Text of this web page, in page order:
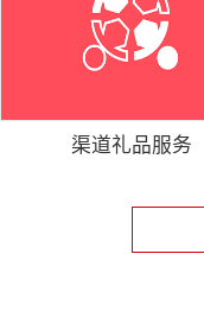
渠道礼品服务